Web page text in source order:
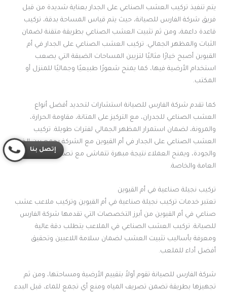
يتم تنفيذ تركيب العشب الصناعي على الجدار بعناية شديدة من قبل
فريق شركة الفارس للصيانة، حيث يتم قياس المساحة بدقة، تركيب
قاعدة داعمة، ومن ثم تثبيت العشب الصناعي بطريقة متقنة لضمان
الثبات والمظهر الجمالي. تركيب العشب الصناعي على الجدار في أم
القيوين أصبح خيارًا مثاليًا لتزيين المساحات الضيقة التي يصعب
استخدام الأرضية فيها، كما يمنح شعورًا طبيعيًا وجماليًا للمنزل أو
المكتب.
كما تقدم شركة الفارس للصيانة استشارات لتحديد أفضل أنواع
العشب الصناعي للجدران، مع التركيز على المتانة، مقاومة الحرارة،
والمرونة، لضمان استمرار المظهر الجمالي لفترات طويلة. تركيب
العشب الصناعي على الجدار في أم القيوين مع الشركة يجمع بين الخبرة
والجودة، ويمنح العملاء نتيجة مبهرة تتماشى مع تصميم الحدائق
العامة والخاصة.
تركيب نجيلة صناعية في أم القيوين
تعتبر خدمات تركيب نجيلة صناعية في أم القيوين وتركيب ملاعب عشب
صناعي في أم القيوين من أبرز التخصصات التي تقدمها شركة الفارس
للصيانة. تركيب العشب الصناعي في الملاعب يتطلب دقة عالية
ومعرفة بأساليب تثبيت العشب لضمان سلامة اللاعبين وتحقيق
أفضل أداء للملعب.
شركة الفارس للصيانة تقوم أولاً بتقييم الأرضية ومساحتها، ومن ثم
تجهيزها بطريقة تضمن تصريف المياه ومنع أي تجمع للماء، قبل البدء
إتصل بنا